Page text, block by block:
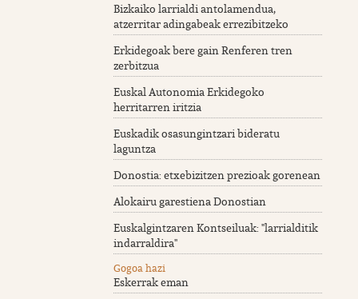
Bizkaiko larrialdi antolamendua,
atzerritar adingabeak errezibitzeko
Erkidegoak bere gain Renferen tren
zerbitzua
Euskal Autonomia Erkidegoko
herritarren iritzia
Euskadik osasungintzari bideratu
laguntza
Donostia: etxebizitzen prezioak gorenean
Alokairu garestiena Donostian
Euskalgintzaren Kontseiluak: "larrialditik
indarraldira"
Gogoa hazi
Eskerrak eman